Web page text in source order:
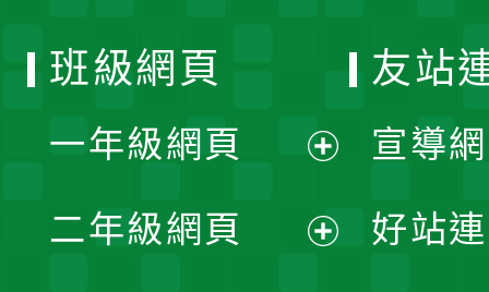
班級網頁
一年級網頁
開
二年級網頁
友站
宣導
好站